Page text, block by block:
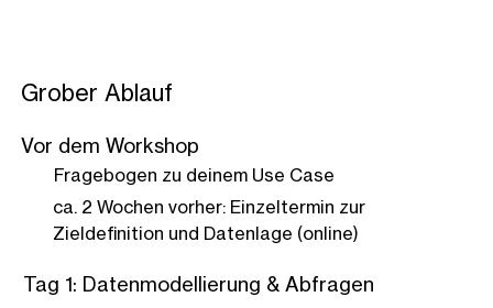
Grober Ablauf
Vor dem Workshop
Fragebogen zu deinem Use Case​
ca. 2 Wochen vorher: Einzeltermin zur
Zieldefinition und Datenlage (online)
Tag 1: Datenmodellierung & Abfragen